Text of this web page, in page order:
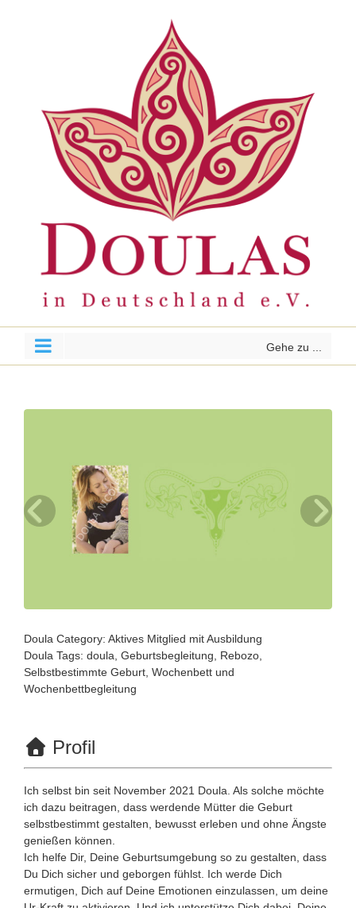
Gehe zu ...
Doula Category: Aktives Mitglied mit Ausbildung
Doula Tags: doula Geburtsbegleitung Rebozo
Selbstbestimmte Geburt Wochenbett und
Wochenbettbegleitung
Profil
Ich selbst bin seit November 2021 Doula. Als solche möchte
ich dazu beitragen, dass werdende Mütter die Geburt
selbstbestimmt gestalten, bewusst erleben und ohne Ängste
genießen können.
Ich helfe Dir, Deine Geburtsumgebung so zu gestalten, dass
Du Dich sicher und geborgen fühlst. Ich werde Dich
ermutigen, Dich auf Deine Emotionen einzulassen, um deine